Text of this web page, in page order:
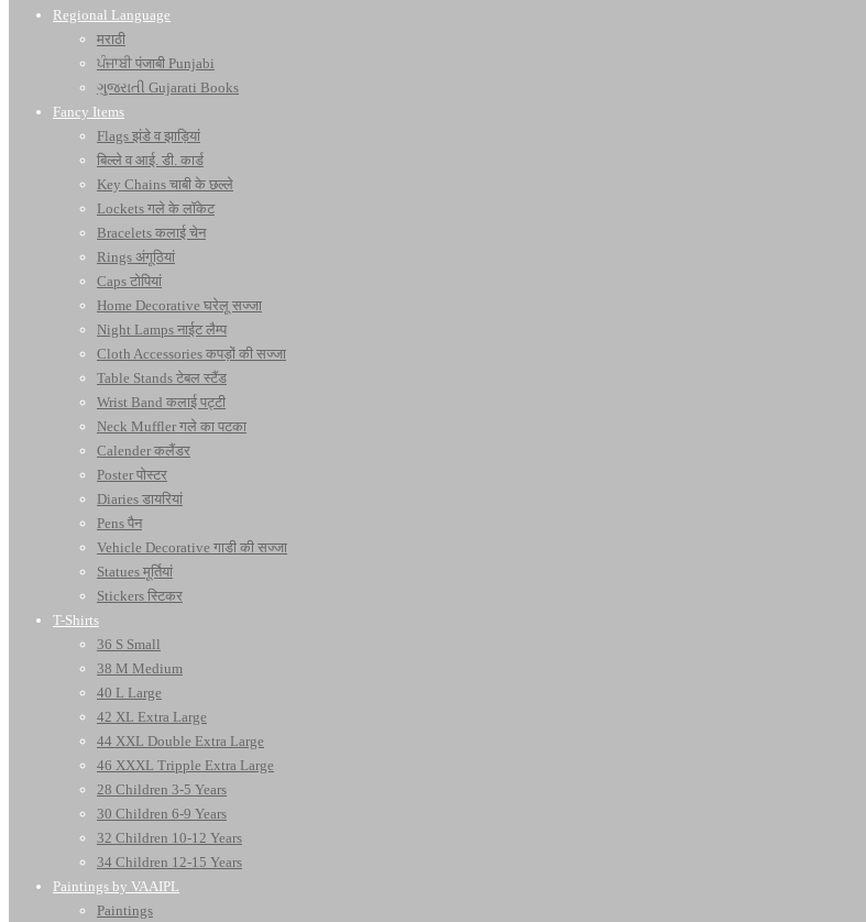
Regional Language
मराठी
ਪੰਜਾਬੀ पंजाबी Punjabi
ગુજરાતી Gujarati Books
Fancy Items
Flags झंडे व झाड़ियां
बिल्ले व आई. डी. कार्ड
Key Chains चाबी के छल्ले
Lockets गले के लॉकेट
Bracelets कलाई चेन
Rings अंगूठियां
Caps टोपियां
Home Decorative घरेलू सज्जा
Night Lamps नाईट लैम्प
Cloth Accessories कपड़ों की सज्जा
Table Stands टेबल स्टैंड
Wrist Band कलाई पट्टी
Neck Muffler गले का पटका
Calender कलैंडर
Poster पोस्टर
Diaries डायरियां
Pens पैन
Vehicle Decorative गाडी की सज्जा
Statues मूर्तियां
Stickers स्टिकर
T-Shirts
36 S Small
38 M Medium
40 L Large
42 XL Extra Large
44 XXL Double Extra Large
46 XXXL Tripple Extra Large
28 Children 3-5 Years
30 Children 6-9 Years
32 Children 10-12 Years
34 Children 12-15 Years
Paintings by VAAIPL
Paintings